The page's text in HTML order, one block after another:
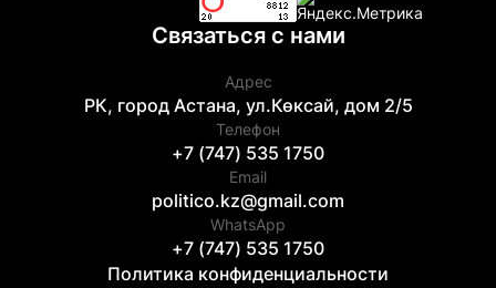
Связаться с нами
Адрес
РК, город Астана, ул.Көксай, дом 2/5
Телефон
+7 (747) 535 1750
Email
politico.kz@gmail.com
WhatsApp
+7 (747) 535 1750
Политика конфиденциальности